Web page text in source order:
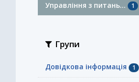
Управління з питань... 1
Групи
Довідкова інформація 1